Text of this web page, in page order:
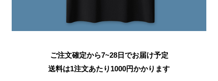
ご注文確定から7~28日でお届け予定
送料は1注文あたり 1000円かかります